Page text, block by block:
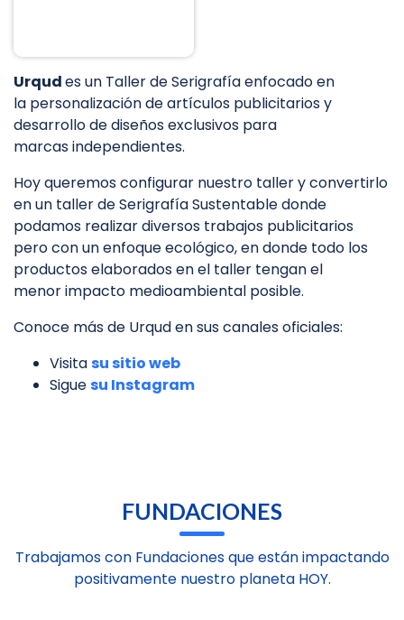
Urqudes un Taller de Serigrafía enfocado en
la personalización de artículos publicitarios y
desarrollo de diseños exclusivos para
marcas independientes.
Hoy queremos configurar nuestro taller y convertirlo
en un taller de Serigrafía Sustentable donde
podamos realizar diversos trabajos publicitarios
pero con un enfoque ecológico, en donde todo los
productos elaborados en el taller tengan el
menor impacto medioambiental posible.
Conoce más de Urqud en sus canales oficiales:
Visitasu sitio web
Siguesu Instagram
FUNDACIONES
Trabajamos con Fundaciones que están impactando
positivamente nuestro planeta HOY.